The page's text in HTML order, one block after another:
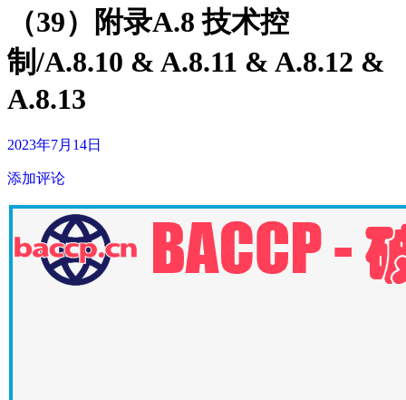
（39）附录A.8 技术控
制/A.8.10 & A.8.11 & A.8.12 &
A.8.13
2023年7月14日
添加评论